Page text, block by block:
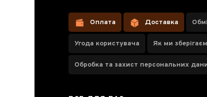
Гунфу K-206,
600 мл
Оплата Доставка
Угода користувача Як ми
Обробка та захист персональних